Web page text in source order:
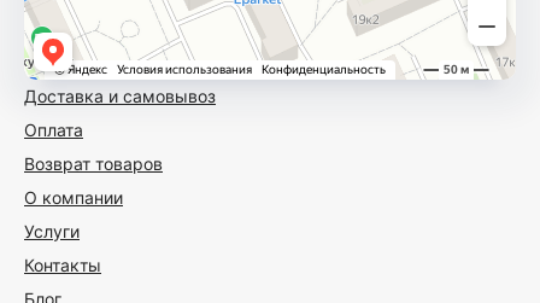
Доставка и самовывоз
Оплата
Возврат товаров
О компании
Услуги
Контакты
Блог